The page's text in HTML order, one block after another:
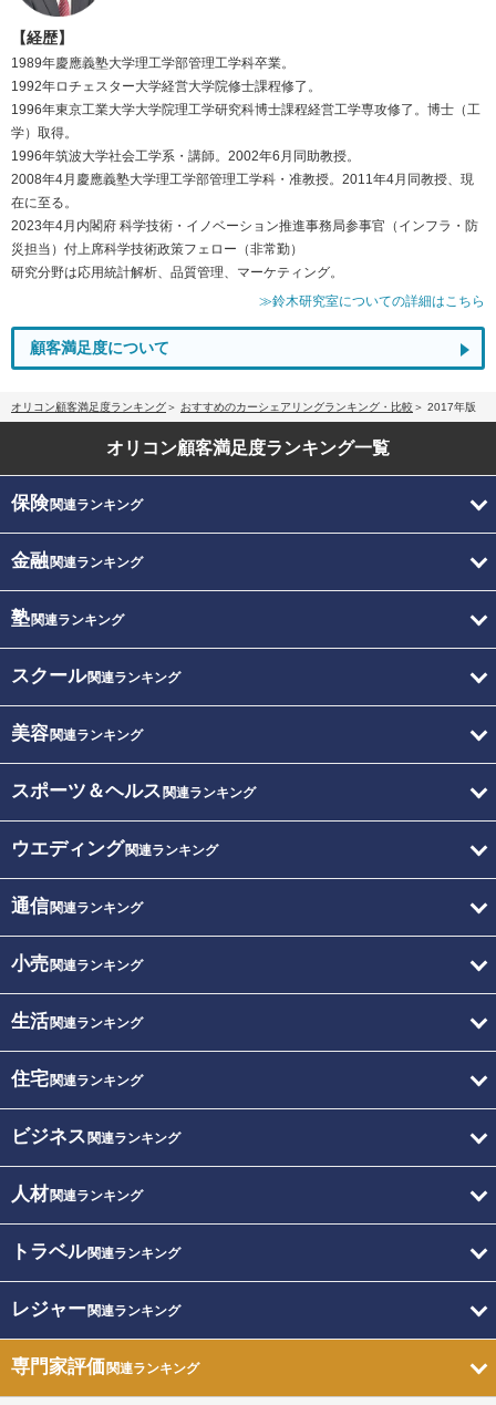
【経歴】
1989年慶應義塾大学理工学部管理工学科卒業。
1992年ロチェスター大学経営大学院修士課程修了。
1996年東京工業大学大学院理工学研究科博士課程経営工学専攻修了。博士（工
学）取得。
1996年筑波大学社会工学系・講師。2002年6月同助教授。
2008年4月慶應義塾大学理工学部管理工学科・准教授。2011年4月同教授、現
在に至る。
2023年4月内閣府 科学技術・イノベーション推進事務局参事官（インフラ・防
災担当）付上席科学技術政策フェロー（非常勤）
研究分野は応用統計解析、品質管理、マーケティング。
≫鈴木研究室についての詳細はこちら
顧客満足度について
オリコン顧客満足度ランキング おすすめのカーシェアリングランキング・比較 2017年版
オリコン顧客満足度ランキング一覧
保険関連ランキング
金融関連ランキング
塾関連ランキング
スクール関連ランキング
美容関連ランキング
スポーツ＆ヘルス 関連ランキング
ウエディング関連ランキング
通信関連ランキング
小売関連ランキング
生活関連ランキング
住宅関連ランキング
ビジネス 関連ランキング
人材関連ランキング
トラベル関連ランキング
レジャー関連ランキング
専門家評価関連ランキング